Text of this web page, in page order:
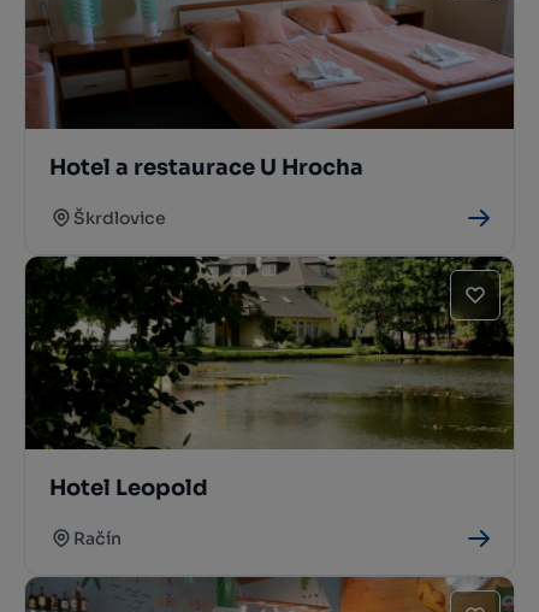
Hotel a restaurace U Hrocha
Škrdlovice
Hotel Leopold
Račín